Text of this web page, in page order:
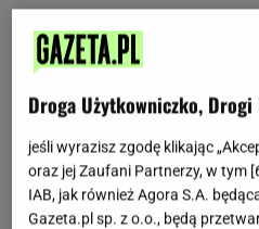
Droga Użytkowniczko,
jeśli wyrazisz zgodę klikając
oraz jej Zaufani Partnerzy, w tym [
IAB, jak również Agora S.A.
Gazeta.pl sp. z o.o., będą